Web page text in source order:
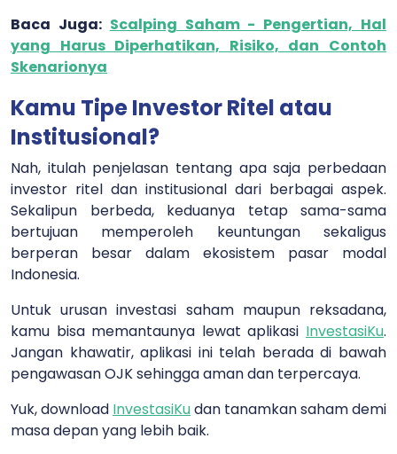
Baca Juga: Scalping Saham - Pengertian, Hal
yang Harus Diperhatikan, Risiko, dan Contoh
Skenarionya
Kamu Tipe Investor Ritel atau
Institusional?
Nah, itulah penjelasan tentang apa saja perbedaan
investor ritel dan institusional dari berbagai aspek.
Sekalipun berbeda, keduanya tetap sama-sama
bertujuan memperoleh keuntungan sekaligus
berperan besar dalam ekosistem pasar modal
Indonesia.
Untuk urusan investasi saham maupun reksadana,
kamu bisa memantaunya lewat aplikasi InvestasiKu.
Jangan khawatir, aplikasi ini telah berada di bawah
pengawasan OJK sehingga aman dan terpercaya.
Yuk, download InvestasiKudan tanamkan saham demi
masa depan yang lebih baik.